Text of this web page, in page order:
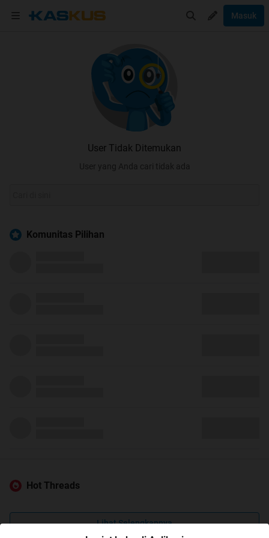
Masuk
User Tidak Ditemukan
User yang Anda cari tidak ada
Komunitas Pilihan
Hot Threads
Lihat Selengkapnya